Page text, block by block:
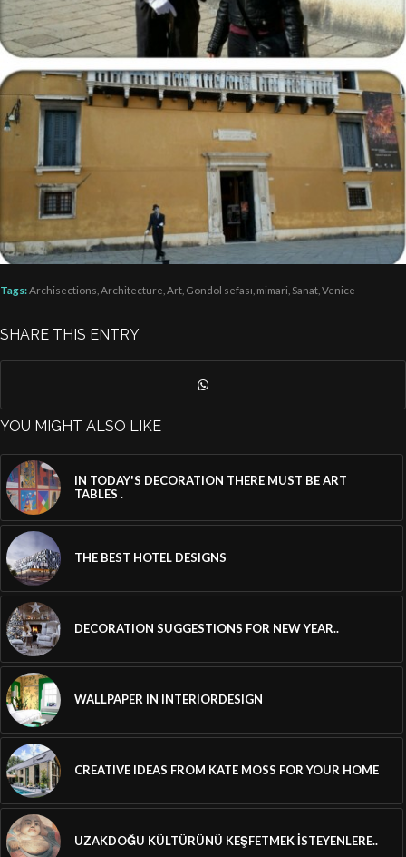
Tags: Archisections Architecture Art Gondol sefası mimari Sanat Venice
SHARE THIS ENTRY
YOU MIGHT ALSO LIKE
IN TODAY'S DECORATION THERE MUST BE ART
TABLES .
THE BEST HOTEL DESIGNS
DECORATION SUGGESTIONS FOR NEW YEAR..
WALLPAPER IN INTERIORDESIGN
CREATIVE IDEAS FROM KATE MOSS FOR YOUR HOME
UZAKDOĞU KÜLTÜRÜNÜ KEŞFETMEK İSTEYENLERE..